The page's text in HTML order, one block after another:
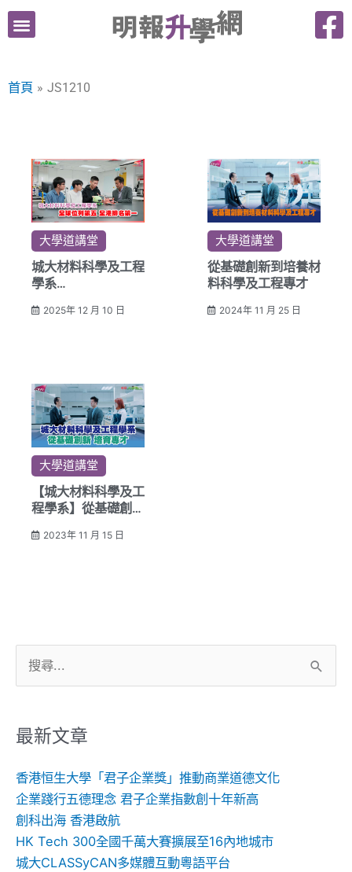
跳
內首頁 JS1210
大學道講堂
城大材料科學及工程
學系
排名第一
2025年 12 月 10 日
大學道講堂
從基礎創新到培養材
料科學及工程專才
2024年 11 月 25 日
大學道講堂
【城大材料科學及工
程學系】從基礎創新
的專才
2023年 11 月 15 日
尋
鍵
最新文章
香港恒生大學「君子企業獎」推動商業道德文化
企業踐行五德理念 君子企業指數創十年新高
創科出海 香港啟航
HK Tech 300全國千萬大賽擴展至16內地城市
城大CLASSyCAN多媒體互動粵語平台